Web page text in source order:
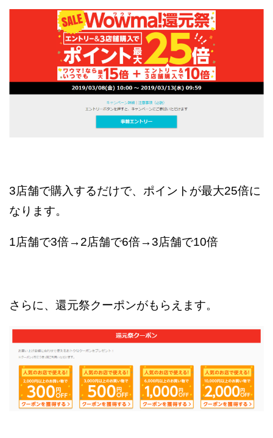
3店舗で購入するだけで、ポイントが最大25倍に
なります。
1店舗で3倍→2店舗で6倍→3店舗で10倍
さらに、還元祭クーポンがもらえます。